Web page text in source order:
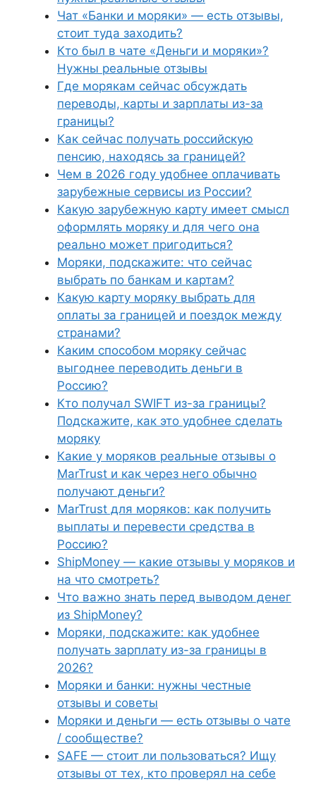
Чат «Банки и моряки» — есть отзывы,
стоит туда заходить?
Кто был в чате «Деньги и моряки»?
Нужны реальные отзывы
Где морякам сейчас обсуждать
переводы, карты и зарплаты из-за
границы?
Как сейчас получать российскую
пенсию, находясь за границей?
Чем в 2026 году удобнее оплачивать
зарубежные сервисы из России?
Какую зарубежную карту имеет смысл
оформлять моряку и для чего она
реально может пригодиться?
Моряки, подскажите: что сейчас
выбрать по банкам и картам?
Какую карту моряку выбрать для
оплаты за границей и поездок между
странами?
Каким способом моряку сейчас
выгоднее переводить деньги в
Россию?
Кто получал SWIFT из-за границы?
Подскажите, как это удобнее сделать
моряку
Какие у моряков реальные отзывы о
MarTrust и как через него обычно
получают деньги?
MarTrust для моряков: как получить
выплаты и перевести средства в
Россию?
ShipMoney — какие отзывы у моряков и
на что смотреть?
Что важно знать перед выводом денег
из ShipMoney?
Моряки, подскажите: как удобнее
получать зарплату из-за границы в
2026?
Моряки и банки: нужны честные
отзывы и советы
Моряки и деньги — есть отзывы о чате
/ сообществе?
SAFE — стоит ли пользоваться? Ищу
отзывы от тех, кто проверял на себе